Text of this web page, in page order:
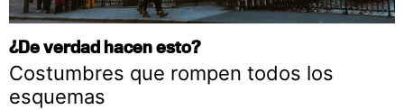
¿De verdad hacen esto?
Costumbres que rompen todos los
esquemas